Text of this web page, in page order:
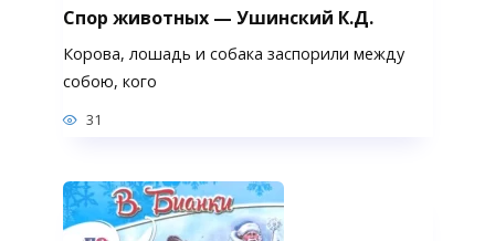
Спор животных — Ушинский К.Д.
Корова, лошадь и собака заспорили между
собою, кого
31